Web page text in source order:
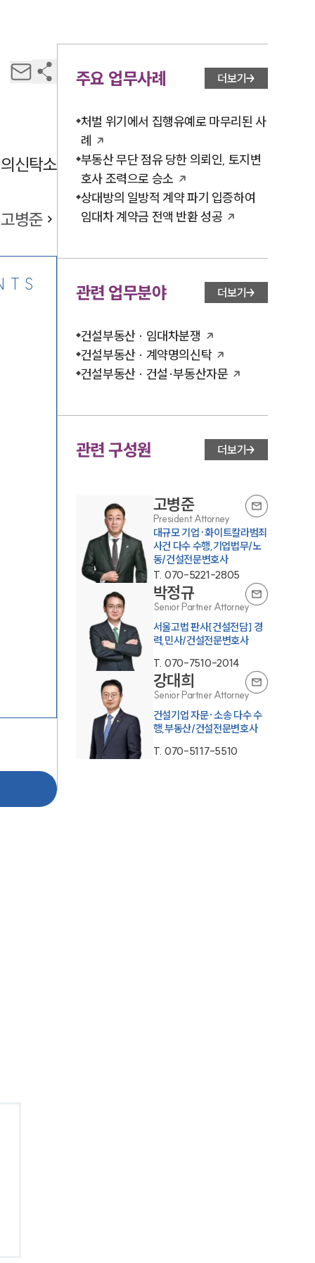
신탁소
고병준
주요 업무사례 더보기
처벌 위기에서 집행유예로 마무리된 사
례
부동산 무단 점유 당한 의뢰인, 토지변
호사 조력으로 승소
상대방의 일방적 계약 파기 입증하여
임대차 계약금 전액 반환 성공
관련 업무분야 더보기
건설부동산 · 임대차분쟁
건설부동산 · 계약명의신탁
건설부동산 · 건설·부동산자문
관련 구성원 더보기
고병준
President Attorney
대규모 기업·화이트칼라범죄
사건 다수 수행,기업법무/노
동/건설전문변호사
T. 070-5221-2805
박정규
Senior Partner Attorney
서울고법 판사[건설전담] 경
력,민사/건설전문변호사
T. 070-7510-2014
강대희
Senior Partner Attorney
건설기업 자문·소송 다수 수
행,부동산/건설전문변호사
T. 070-5117-5510